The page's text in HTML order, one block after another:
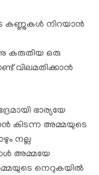
കണ്ണുകൾ നിറയാൻ
കരുതിയ ഒരു
വിലമതിക്കാൻ
ഭാര്യയേ
കിടന്ന അമ്മയുടെ
നല്ല
അമ്മയേ
നെറുകയിൽ